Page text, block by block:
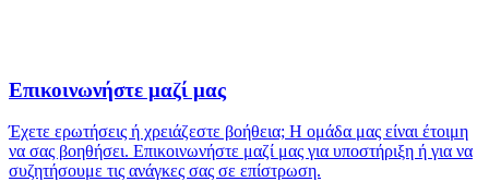
Επικοινωνήστε μαζί μας
Έχετε ερωτήσεις ή χρειάζεστε βοήθεια; Η ομάδα μας είναι έτοιμη
να σας βοηθήσει. Επικοινωνήστε μαζί μας για υποστήριξη ή για να
συζητήσουμε τις ανάγκες σας σε επίστρωση.